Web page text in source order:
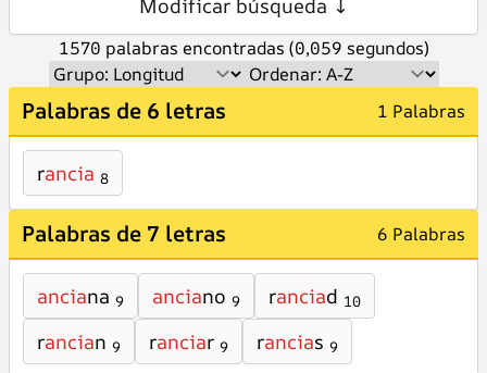
Modificar búsqueda ↓
1570 palabras encontradas (0,059 segundos)
Palabras de 6 letras 1 Palabras
rancia 8
Palabras de 7 letras 6 Palabras
anciana 9 anciano 9 ranciad 10
rancian 9 ranciar 9 rancias 9